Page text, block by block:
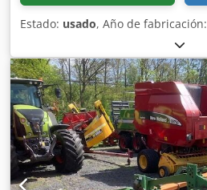
Estado: usado, Año de fabricación: